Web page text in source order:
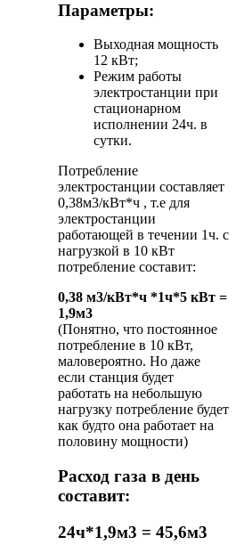
Параметры:
Выходная мощность
12 кВт;
Режим работы
электростанции при
стационарном
исполнении 24ч. в
сутки.
Потребление
электростанции составляет
0,38м3/кВт*ч , т.е для
электростанции
работающей в течении 1ч. с
нагрузкой в 10 кВт
потребление составит:
0,38 м3/кВт*ч *1ч*5 кВт =
1,9м3
(Понятно, что постоянное
потребление в 10 кВт,
маловероятно. Но даже
если станция будет
работать на небольшую
нагрузку потребление будет
как будто она работает на
половину мощности)
Расход газа в день
составит:
24ч*1,9м3 = 45,6м3